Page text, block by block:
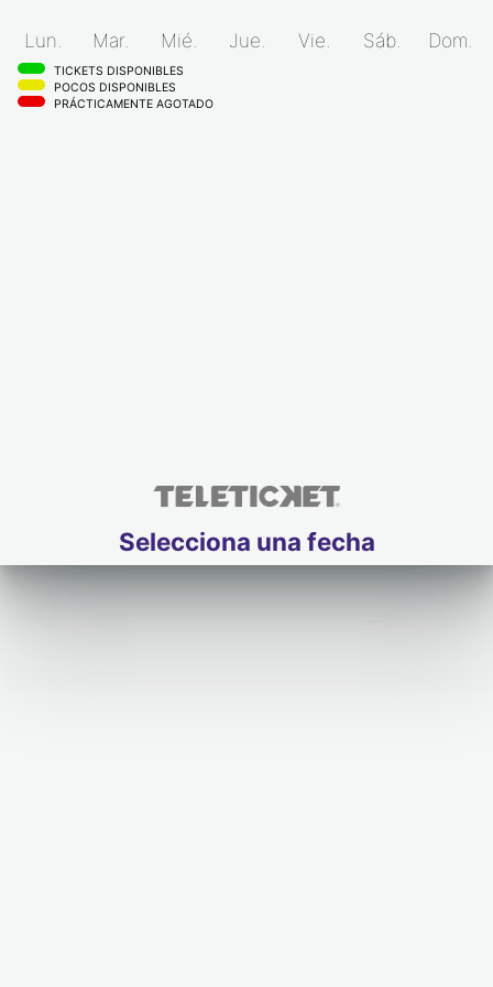
Lun. Mar. Mié. Jue. Vie. Sáb. Dom.
TICKETS DISPONIBLES
POCOS DISPONIBLES
PRÁCTICAMENTE AGOTADO
Selecciona una fecha